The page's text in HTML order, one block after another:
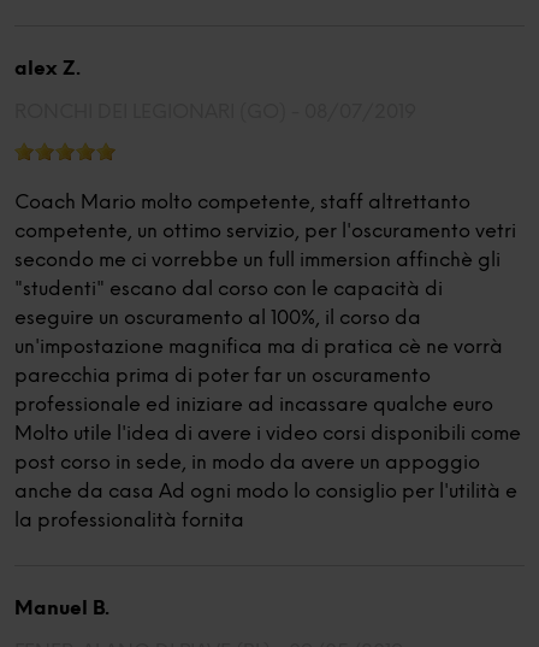
alex Z.
Coach Mario molto competente, staff altrettanto
competente, un ottimo servizio, per l'oscuramento vetri
secondo me ci vorrebbe un full immersion affinchè gli
"studenti" escano dal corso con le capacità di
eseguire un oscuramento al 100%, il corso da
un'impostazione magnifica ma di pratica cè ne vorrà
parecchia prima di poter far un oscuramento
professionale ed iniziare ad incassare qualche euro
Molto utile l'idea di avere i video corsi disponibili come
post corso in sede, in modo da avere un appoggio
anche da casa Ad ogni modo lo consiglio per l'utilità e
la professionalità fornita
Manuel B.